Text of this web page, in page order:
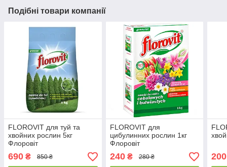
Подібні товари компанії
FLOROVIT для туй та
хвойних рослин 5кг
Флоровіт
690 ₴ 850 ₴
FLOROVIT для
цибулинних рослин 1кг
Флоровіт
240₴ 280 ₴ 200